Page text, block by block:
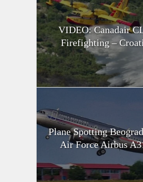
VIDEO: Canadair
Firefighting –
Plane Spotting
Air Force Airbus